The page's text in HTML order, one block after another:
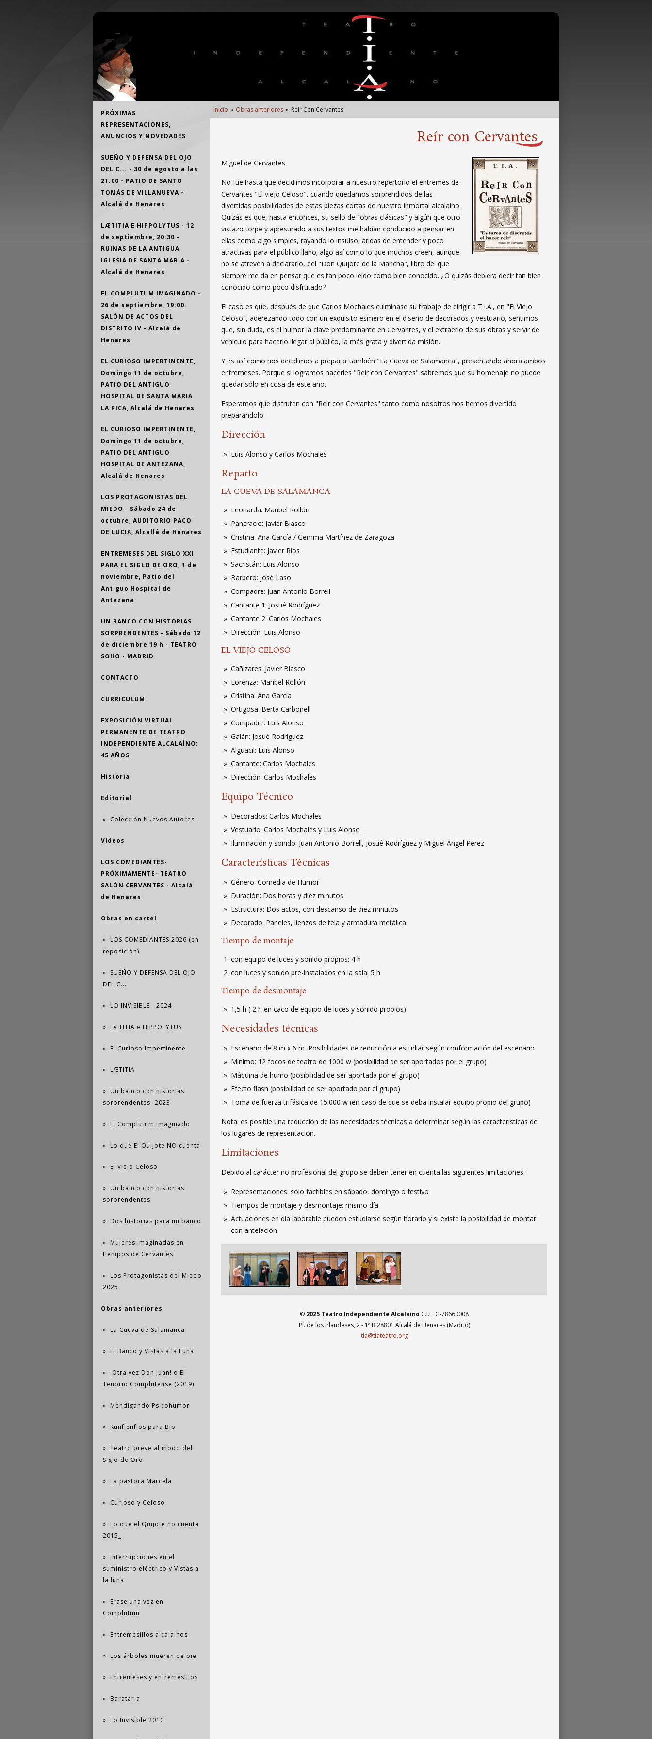
Pasar al contenido principal
Teatro Independiente Alcalaíno
Navegación
principal
PRÓXIMAS
REPRESENTACIONES,
ANUNCIOS Y NOVEDADES
SUEÑO Y DEFENSA DEL OJO
DEL C... - 30 de agosto a las
21:00 - PATIO DE SANTO
TOMÁS DE VILLANUEVA -
Alcalá de Henares
LÆTITIA E HIPPOLYTUS - 12
de septiembre, 20:30 -
RUINAS DE LA ANTIGUA
IGLESIA DE SANTA MARÍA -
Alcalá de Henares
EL COMPLUTUM IMAGINADO -
26 de septiembre, 19:00.
SALÓN DE ACTOS DEL
DISTRITO IV - Alcalá de
Henares
EL CURIOSO IMPERTINENTE,
Domingo 11 de octubre,
PATIO DEL ANTIGUO
HOSPITAL DE SANTA MARIA
LA RICA, Alcalá de Henares
EL CURIOSO IMPERTINENTE,
Domingo 11 de octubre,
PATIO DEL ANTIGUO
HOSPITAL DE ANTEZANA,
Alcalá de Henares
LOS PROTAGONISTAS DEL
MIEDO - Sábado 24 de
octubre, AUDITORIO PACO
DE LUCIA, Alcallá de Henares
ENTREMESES DEL SIGLO XXI
PARA EL SIGLO DE ORO, 1 de
noviembre, Patio del
Antiguo Hospital de
Antezana
UN BANCO CON HISTORIAS
SORPRENDENTES - Sábado 12
de diciembre 19 h - TEATRO
SOHO - MADRID
CONTACTO
CURRICULUM
EXPOSICIÓN VIRTUAL
PERMANENTE DE TEATRO
INDEPENDIENTE ALCALAÍNO:
45 AÑOS
Historia
Editorial
Colección Nuevos Autores
Vídeos
LOS COMEDIANTES-
PRÓXIMAMENTE- TEATRO
SALÓN CERVANTES - Alcalá
de Henares
Obras en cartel
LOS COMEDIANTES 2026 (en
reposición)
SUEÑO Y DEFENSA DEL OJO
DEL C...
LO INVISIBLE - 2024
LÆTITIA e HIPPOLYTUS
El Curioso Impertinente
LÆTITIA
Un banco con historias
sorprendentes- 2023
El Complutum Imaginado
Lo que El Quijote NO cuenta
El Viejo Celoso
Un banco con historias
sorprendentes
Dos historias para un banco
Mujeres imaginadas en
tiempos de Cervantes
Los Protagonistas del Miedo
2025
Obras anteriores
La Cueva de Salamanca
El Banco y Vistas a la Luna
¡Otra vez Don Juan! o El
Tenorio Complutense (2019)
Mendigando Psicohumor
Kunflenflos para Bip
Teatro breve al modo del
Siglo de Oro
La pastora Marcela
Curioso y Celoso
Lo que el Quijote no cuenta
2015_
Interrupciones en el
suministro eléctrico y Vistas a
la luna
Erase una vez en
Complutum
Entremesillos alcalainos
Los árboles mueren de pie
Entremeses y entremesillos
Barataria
Lo Invisible 2010
Enlaces
de
navegación
Inicio Obras anteriores Reír Con Cervantes
Reír con Cervantes
Miguel de Cervantes
No fue hasta que decidimos incorporar a nuestro repertorio el entremés de
Cervantes "El viejo Celoso", cuando quedamos sorprendidos de las
divertidas posibilidades de estas piezas cortas de nuestro inmortal alcalaíno.
Quizás es que, hasta entonces, su sello de "obras clásicas" y algún que otro
vistazo torpe y apresurado a sus textos me habían conducido a pensar en
ellas como algo simples, rayando lo insulso, áridas de entender y poco
atractivas para el público llano; algo así como lo que muchos creen, aunque
no se atreven a declararlo, del "Don Quijote de la Mancha", libro del que
siempre me da en pensar que es tan poco leído como bien conocido. ¿O quizás debiera decir tan bien
conocido como poco disfrutado?
El caso es que, después de que Carlos Mochales culminase su trabajo de dirigir a T.I.A., en "El Viejo
Celoso", aderezando todo con un exquisito esmero en el diseño de decorados y vestuario, sentimos
que, sin duda, es el humor la clave predominante en Cervantes, y el extraerlo de sus obras y servir de
vehículo para hacerlo llegar al público, la más grata y divertida misión.
Y es así como nos decidimos a preparar también "La Cueva de Salamanca", presentando ahora ambos
entremeses. Porque si logramos hacerles "Reír con Cervantes" sabremos que su homenaje no puede
quedar sólo en cosa de este año.
Esperamos que disfruten con "Reír con Cervantes" tanto como nosotros nos hemos divertido
preparándolo.
Dirección
Luis Alonso y Carlos Mochales
Reparto
LA CUEVA DE SALAMANCA
Leonarda: Maribel Rollón
Pancracio: Javier Blasco
Cristina: Ana García / Gemma Martínez de Zaragoza
Estudiante: Javier Ríos
Sacristán: Luis Alonso
Barbero: José Laso
Compadre: Juan Antonio Borrell
Cantante 1: Josué Rodríguez
Cantante 2: Carlos Mochales
Dirección: Luis Alonso
EL VIEJO CELOSO
Cañizares: Javier Blasco
Lorenza: Maribel Rollón
Cristina: Ana García
Ortigosa: Berta Carbonell
Compadre: Luis Alonso
Galán: Josué Rodríguez
Alguacil: Luis Alonso
Cantante: Carlos Mochales
Dirección: Carlos Mochales
Equipo Técnico
Decorados: Carlos Mochales
Vestuario: Carlos Mochales y Luis Alonso
Iluminación y sonido: Juan Antonio Borrell, Josué Rodríguez y Miguel Ángel Pérez
Características Técnicas
Género: Comedia de Humor
Duración: Dos horas y diez minutos
Estructura: Dos actos, con descanso de diez minutos
Decorado: Paneles, lienzos de tela y armadura metálica.
Tiempo de montaje
con equipo de luces y sonido propios: 4 h
con luces y sonido pre-instalados en la sala: 5 h
Tiempo de desmontaje
1,5 h ( 2 h en caco de equipo de luces y sonido propios)
Necesidades técnicas
Escenario de 8 m x 6 m. Posibilidades de reducción a estudiar según conformación del escenario.
Mínimo: 12 focos de teatro de 1000 w (posibilidad de ser aportados por el grupo)
Máquina de humo (posibilidad de ser aportada por el grupo)
Efecto flash (posibilidad de ser aportado por el grupo)
Toma de fuerza trifásica de 15.000 w (en caso de que se deba instalar equipo propio del grupo)
Nota: es posible una reducción de las necesidades técnicas a determinar según las características de
los lugares de representación.
Limitaciones
Debido al carácter no profesional del grupo se deben tener en cuenta las siguientes limitaciones:
Representaciones: sólo factibles en sábado, domingo o festivo
Tiempos de montaje y desmontaje: mismo día
Actuaciones en día laborable pueden estudiarse según horario y si existe la posibilidad de montar
con antelación
Imagen Imagen Imagen
© 2025 Teatro Independiente Alcalaíno C.I.F. G-78660008
Pl. de los Irlandeses, 2 - 1º B 28801 Alcalá de Henares (Madrid)
tia@tiateatro.org